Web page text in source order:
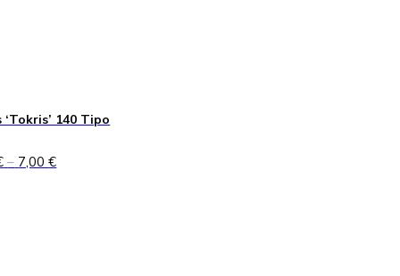
‘Tokris’ 140 Tipo
– 7,00€Price